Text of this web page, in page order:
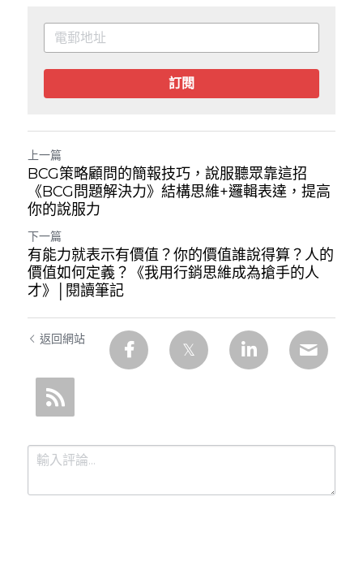
訂閱
上一篇
BCG策略顧問的簡報技巧，說服聽眾靠這招
《BCG問題解決力》結構思維+邏輯表達，提高
你的說服力
下一篇
有能力就表示有價值？你的價值誰說得算？人的
價值如何定義？《我用行銷思維成為搶手的人
才》│閱讀筆記
返回網站